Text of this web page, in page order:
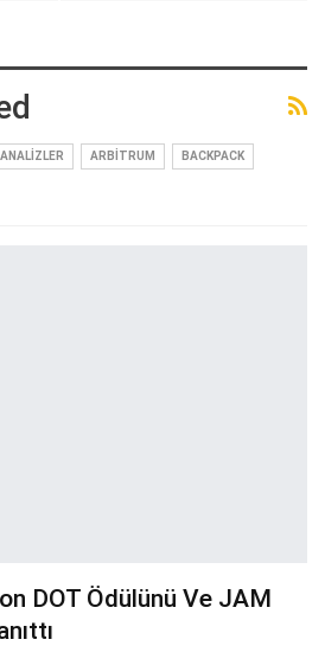
ANALIZLER ARBITRUM BACKPACK
DOT Ödülünü Ve JAM